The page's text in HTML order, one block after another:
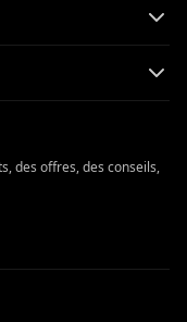
des offres, des conseils,